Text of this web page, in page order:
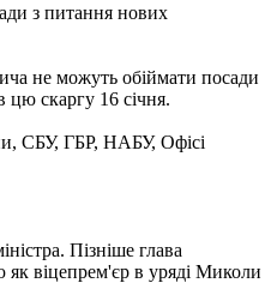
з питання нових
не можуть обіймати посади
цю скаргу 16 січня.
СБУ, ГБР, НАБУ, Офісі
Пізніше глава
як віцепрем'єр в уряді Миколи